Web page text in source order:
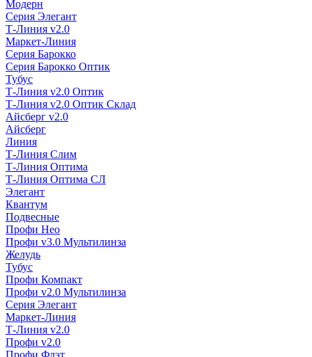
Модерн
Серия Элегант
Т-Линия v2.0
Маркет-Линия
Серия Барокко
Серия Барокко Оптик
Тубус
Т-Линия v2.0 Оптик
Т-Линия v2.0 Оптик Склад
Айсберг v2.0
Айсберг
Линия
Т-Линия Слим
Т-Линия Оптима
Т-Линия Оптима СЛ
Элегант
Квантум
Подвесные
Профи Нео
Профи v3.0 Мультилинза
Желудь
Тубус
Профи Компакт
Профи v2.0 Мультилинза
Серия Элегант
Маркет-Линия
Т-Линия v2.0
Профи v2.0
Профи Флэт